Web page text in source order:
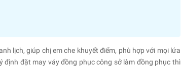
lịch, giúp chị em che khuyết điểm, phù hợp với mọi lứa
đặt may váy đồng phục công sở làm đồng phục thì